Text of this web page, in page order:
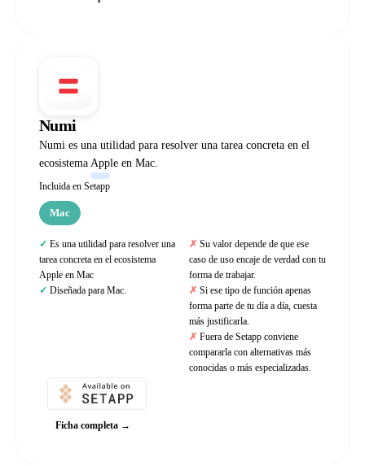
Numi
Numi es una utilidad para resolver una tarea concreta en el
ecosistema Apple en Mac.
Incluida en Setapp
Mac
Es una utilidad para resolver una
tarea concreta en el ecosistema
Apple en Mac
Diseñada para Mac.
Su valor depende de que ese
caso de uso encaje de verdad con tu
forma de trabajar.
Si ese tipo de función apenas
forma parte de tu día a día, cuesta
más justificarla.
Fuera de Setapp conviene
compararla con alternativas más
conocidas o más especializadas.
Ficha completa →